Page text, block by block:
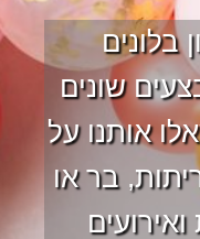
בלונים
שונים
אותנו על
בר או